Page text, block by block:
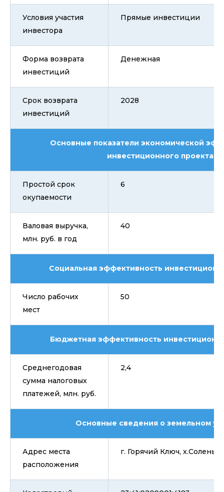
Условия участия
инвестора
Прямые инвестиции
Форма возврата
инвестиций
Денежная
Срок возврата
инвестиций
2028
Основные показатели экономической
инвестиционного проекта
Простой срок
окупаемости
6
Валовая выручка,
млн. руб. в год
40
Социальная эффективность
Число рабочих
мест
50
Бюджетная эффективность
Среднегодовая
сумма налоговых
платежей, млн. руб.
2,4
Основные сведения о земельном
Адрес места
расположения
г. Горячий Ключ,